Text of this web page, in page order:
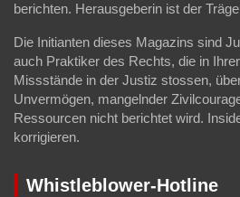
berichten. Herausgeberin ist der
Die Initianten dieses Magazins sind
auch Praktiker des Rechts, die in
Missstände in der Justiz stossen,
Unvermögen, mangelnder
Ressourcen nicht berichtet wird.
korrigieren.
Whistleblower-Hotline